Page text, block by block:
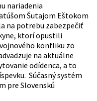
nariadenia
Šutajom Eštokom
na potrebu zabezpečiť
ktorí opustili
konfliku zo
na aktuálne
odídenca, a to
Súčasný systém
pre Slovenskú